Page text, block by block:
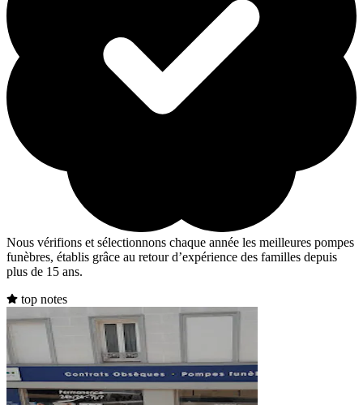
Nous vérifions et sélectionnons chaque année les meilleures pompes
funèbres, établis grâce au retour d’expérience des familles depuis
plus de 15 ans.
top notes